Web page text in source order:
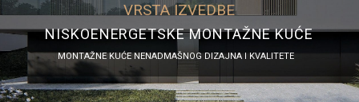
MONTAŽNE KUĆE NENADMAŠNOG DIZAJNA I KVALITETE
VRSTA IZVEDBE
NISKOENERGETSKE MONTAŽNE KUĆE